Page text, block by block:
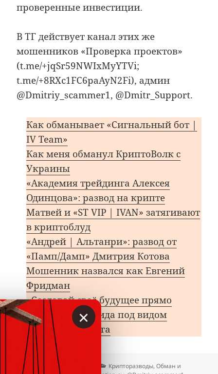
проверенные инвестиции.
В ТГ действует канал этих же
мошенников «Проверка проектов»
(t.me/+jqSr59NWIxMyYTVi;
t.me/+8RXc1FC6paAyN2Fi), админ
@Dmitriy_scammer1, @Dmitr_Support.
Как обманывает «Сигнальный бот |
IV Team»
Как меня обманул КриптоВолк с
Украины
«Академия трейдинга Алексея
Одинцова»: развод на крипте
Матвей и «ST VIP | IVAN» затягивают
в криптоблуд
«Андрей | Альтанри»: развод от
«Памп/Дамп» Дмитрия Котова
Мошенник назвался как Евгений
Фридман
«Создавай своё будущее прямо
сейчас»: пирамида под видом
криптотрейдинга
Опубликовано
26.06.2025 Рубрики
Крипторазводы,Обман и
×